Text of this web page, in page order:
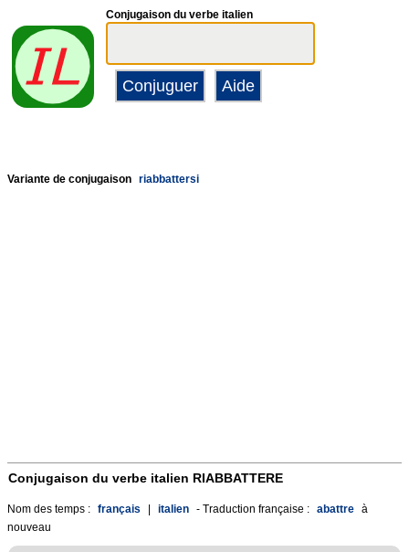
Conjugaison du verbe italien
Variante de conjugaison riabbattersi
Conjugaison du verbe italien RIABBATTERE
Nom des temps : français italien - Traduction française : abattre à
nouveau